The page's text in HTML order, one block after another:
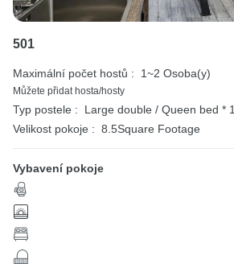
501
Maximální počet hostů : 1~2 Osoba(y)
Můžete přidat hosta/hosty
Typ postele :
Large double / Queen bed * 1
Velikost pokoje : 8.5Square Footage
Vybavení pokoje